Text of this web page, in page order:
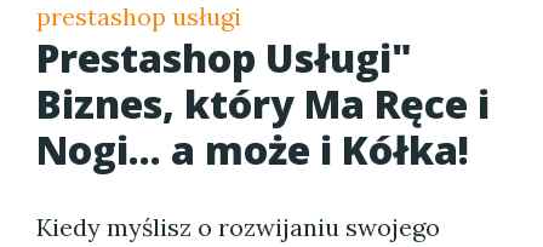
prestashop usługi
Prestashop Usługi"
Biznes, który Ma Ręce i
Nogi... a może i Kółka!
Kiedy myślisz o rozwijaniu swojego